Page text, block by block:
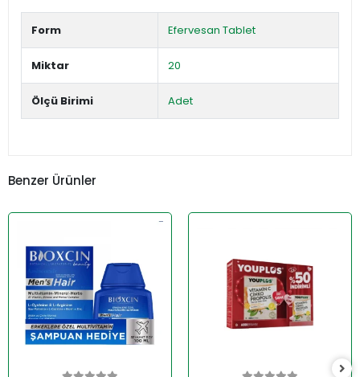
Form Efervesan Tablet
Miktar 20
Ölçü Birimi Adet
Benzer Ürünler